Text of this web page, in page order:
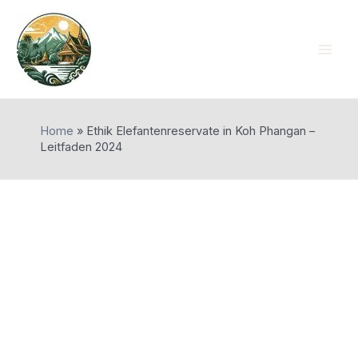
content
Home » Ethik Elefantenreservate in Koh Phangan –
Leitfaden 2024